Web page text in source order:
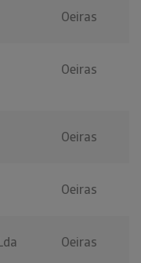
Oeiras
Oeiras
Oeiras
Oeiras
Oeiras